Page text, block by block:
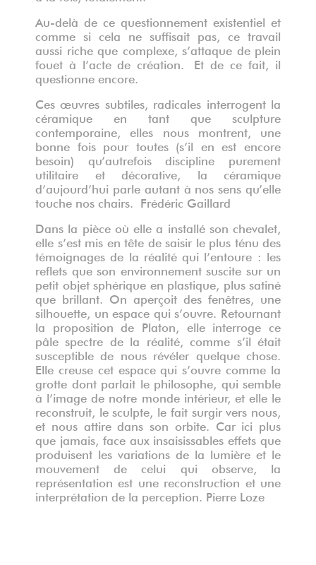
Au-delà de ce questionnement existentiel et
comme si cela ne suffisait pas, ce travail
aussi riche que complexe, s’attaque de plein
fouet à l’acte de création. Et de ce fait, il
questionne encore.
Ces œuvres subtiles, radicales interrogent la
céramique en tant que sculpture
contemporaine, elles nous montrent, une
bonne fois pour toutes (s’il en est encore
besoin) qu’autrefois discipline purement
utilitaire et décorative, la céramique
d’aujourd’hui parle autant à nos sens qu’elle
touche nos chairs. Frédéric Gaillard
Dans la pièce où elle a installé son chevalet,
elle s’est mis en tête de saisir le plus ténu des
témoignages de la réalité qui l’entoure : les
reflets que son environnement suscite sur un
petit objet sphérique en plastique, plus satiné
que brillant. On aperçoit des fenêtres, une
silhouette, un espace qui s’ouvre. Retournant
la proposition de Platon, elle interroge ce
pâle spectre de la réalité, comme s’il était
susceptible de nous révéler quelque chose.
Elle creuse cet espace qui s’ouvre comme la
grotte dont parlait le philosophe, qui semble
à l’image de notre monde intérieur, et elle le
reconstruit, le sculpte, le fait surgir vers nous,
et nous attire dans son orbite. Car ici plus
que jamais, face aux insaisissables effets que
produisent les variations de la lumière et le
mouvement de celui qui observe, la
représentation est une reconstruction et une
interprétation de la perception. Pierre Loze